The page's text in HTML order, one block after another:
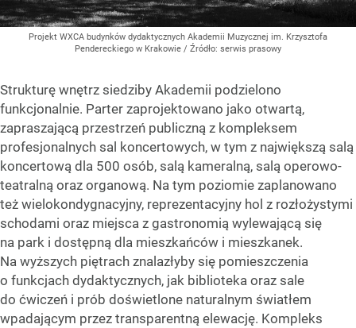
Projekt WXCA budynków dydaktycznych Akademii Muzycznej im. Krzysztofa
Pendereckiego w Krakowie / Źródło: serwis prasowy
Strukturę wnętrz siedziby Akademii podzielono
funkcjonalnie. Parter zaprojektowano jako otwartą,
zapraszającą przestrzeń publiczną z kompleksem
profesjonalnych sal koncertowych, w tym z największą salą
koncertową dla 500 osób, salą kameralną, salą operowo-
teatralną oraz organową. Na tym poziomie zaplanowano
też wielokondygnacyjny, reprezentacyjny hol z rozłożystymi
schodami oraz miejsca z gastronomią wylewającą się
na park i dostępną dla mieszkańców i mieszkanek.
Na wyższych piętrach znalazłyby się pomieszczenia
o funkcjach dydaktycznych, jak biblioteka oraz sale
do ćwiczeń i prób doświetlone naturalnym światłem
wpadającym przez transparentną elewację. Kompleks